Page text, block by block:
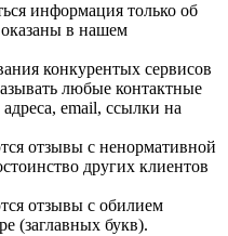
информация только об
в нашем
конкурентых сервисов
любые контактные
email, ссылки на
отзывы с ненормативной
других клиентов
отзывы с обилием
(заглавных букв).